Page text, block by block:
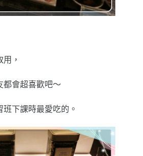
，
都會超喜歡吧～
下課時最愛吃的。